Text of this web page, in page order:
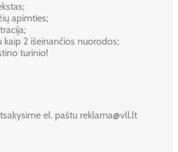
apimties;
kaip 2 išeinančios nuorodos;
turinio!
el. paštu reklama@vll.lt